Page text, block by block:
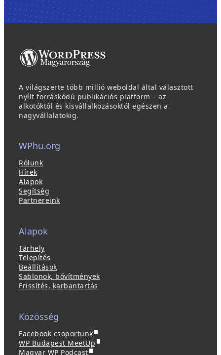
A világszerte több millió weboldal által választott
nyílt forráskódú publikációs platform – az
alkotóktól és kisvállalkozásoktól egészen a
nagyvállalatokig.
WPhu.org
Rólunk
Hírek
Alapok
Segítség
Partnereink
Alapok
Tárhely
Telepítés
Beállítások
Sablonok, bővítmények
Frissítés, karbantartás
Közösség
Facebook csoportunk(
ú
j
WP Budapest MeetUp (
Magyar WP Podcast(